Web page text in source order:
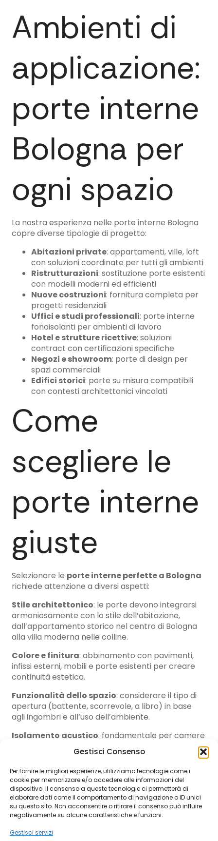
Gestisci Consenso
Per fornire le migliori esperienze, utilizziamo tecnologie come i
cookie per memorizzare e/o accedere alle informazioni del
dispositivo. Il consenso a queste tecnologie ci permetterà di
elaborare dati come il comportamento di navigazione o ID unici
su questo sito. Non acconsentire o ritirare il consenso può influire
negativamente su alcune caratteristiche e funzioni.
Gestisci servizi
Ambienti di
applicazione:
porte interne
Bologna per
ogni spazio
La nostra esperienza nelle porte interne Bologna
copre diverse tipologie di progetto:
Abitazioni private: appartamenti, ville, loft
con soluzioni coordinate per tutti gli ambienti
Ristrutturazioni: sostituzione porte esistenti
con modelli moderni ed efficienti
Nuove costruzioni: fornitura completa per
progetti residenziali
Uffici e studi professionali: porte interne
fonoisolanti per ambienti di lavoro
Hotel e strutture ricettive: soluzioni
contract con certificazioni specifiche
Negozi e showroom: porte di design per
spazi commerciali
Edifici storici: porte su misura compatibili
con contesti architettonici vincolati
Come
scegliere le
porte interne
giuste
Selezionare le porte interne perfette a Bologna
richiede attenzione a diversi aspetti:
Stile architettonico: le porte devono integrarsi
armoniosamente con lo stile dell’abitazione,
dall’appartamento storico nel centro di Bologna
alla villa moderna nelle colline.
Colore e finitura: abbinamento con pavimenti,
infissi esterni, mobili e porte esistenti per creare
continuità estetica.
Funzionalità dello spazio: considerare il tipo di
apertura (battente, scorrevole, a libro) in base
agli ingombri e all’uso dell’ambiente.
Isolamento acustico: fondamentale per camere
da letto, studi e ambienti che richiedono privacy.
Porte con pannelli fonoassorbenti garantiscono
abbattimento sonoro superiore.
Resistenza all’umidità: per bagni e cucine
scegliere materiali idrorepellenti e finiture
resistenti al vapore.
minimale o tradizionali, con possibilità di chiusura